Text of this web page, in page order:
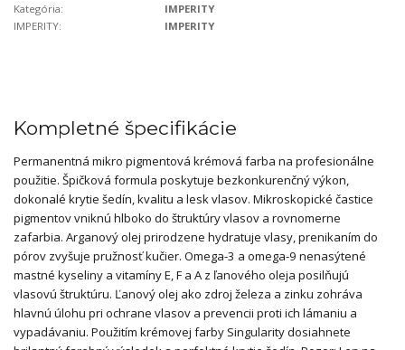
Kategória:
IMPERITY
IMPERITY:
IMPERITY
Kompletné špecifikácie
Permanentná mikro pigmentová krémová farba na profesionálne
použitie. Špičková formula poskytuje bezkonkurenčný výkon,
dokonalé krytie šedín, kvalitu a lesk vlasov. Mikroskopické častice
pigmentov vniknú hlboko do štruktúry vlasov a rovnomerne
zafarbia. Arganový olej prirodzene hydratuje vlasy, prenikaním do
pórov zvyšuje pružnosť kučier. Omega-3 a omega-9 nenasýtené
mastné kyseliny a vitamíny E, F a A z ľanového oleja posilňujú
vlasovú štruktúru. Ľanový olej ako zdroj železa a zinku zohráva
hlavnú úlohu pri ochrane vlasov a prevencii proti ich lámaniu a
vypadávaniu. Použitím krémovej farby Singularity dosiahnete